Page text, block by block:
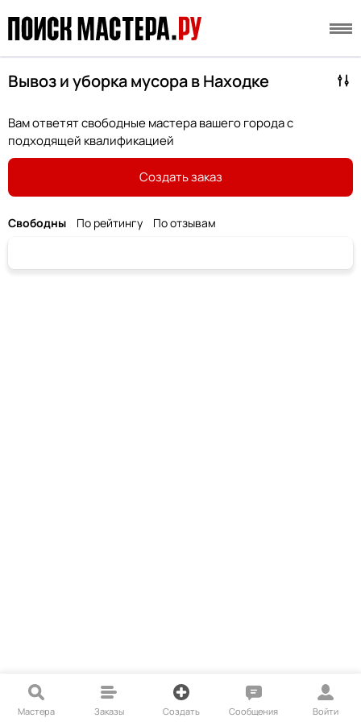
Вывоз и уборка мусора в Находке
Вам ответят свободные мастера вашего города с
подходящей квалификацией
Создать заказ
Свободны По рейтингу По отзывам
Мастера Заказы Создать Сообщения Войти